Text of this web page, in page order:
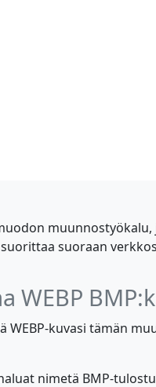
suoraan
WEBP
WEBP-kuvasi tämän
nimetä BMP-